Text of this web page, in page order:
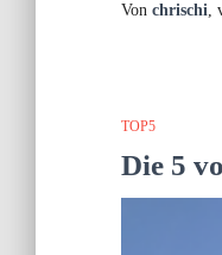
Von chrischi,
TOP5
Die 5